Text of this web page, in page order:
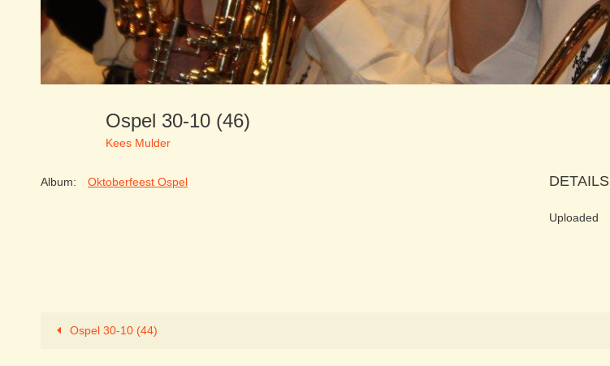
Ospel 30-10 (46)
Kees Mulder
Album: Oktoberfeest Ospel DETAILS
Uploaded
Ospel 30-10 (44)